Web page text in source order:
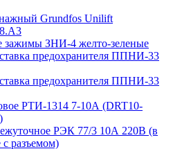
Grundfos Unilift
ЗНИ-4 желто-зеленые
предохранителя ППНИ-33
предохранителя ППНИ-33
РТИ-1314 7-10А (DRT10-
РЭК 77/3 10А 220В (в
с разъемом)